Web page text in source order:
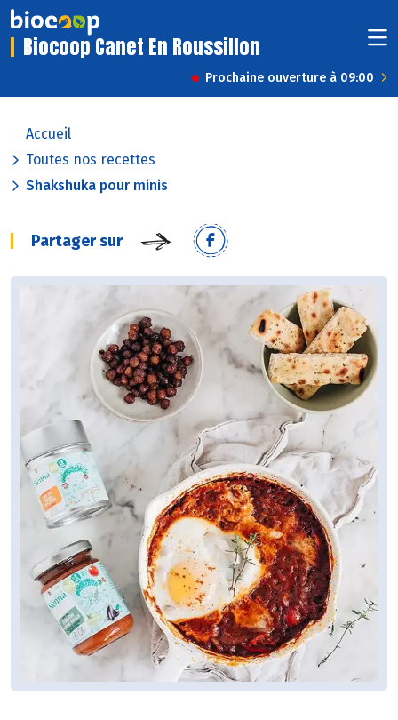
Biocoop Canet En Roussillon
Prochaine ouverture à 09:00
Accueil
Toutes nos recettes
Shakshuka pour minis
Partager sur